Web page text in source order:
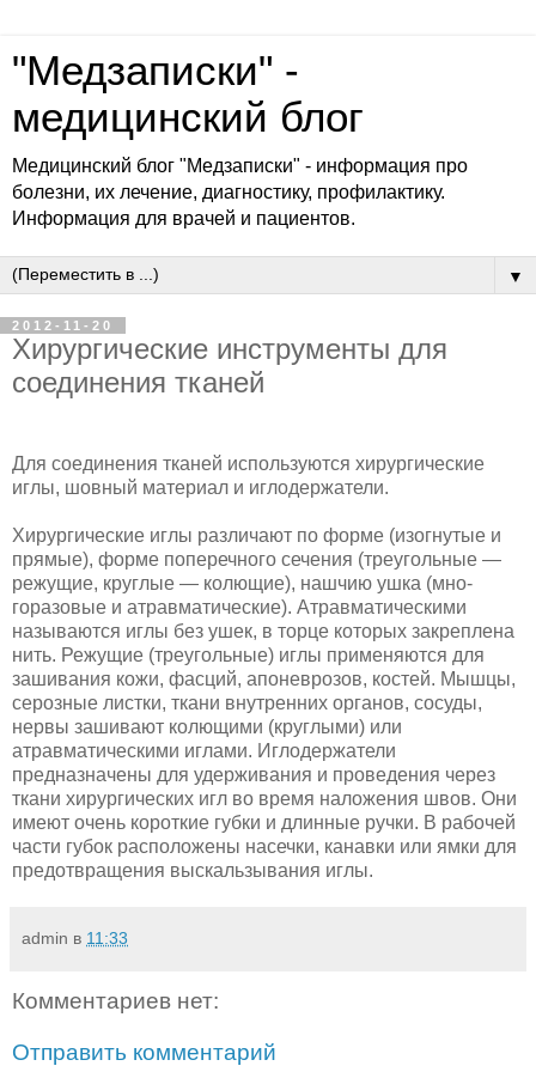
"Медзаписки" -
медицинский блог
Медицинский блог "Медзаписки" - информация про
болезни, их лечение, диагностику, профилактику.
Информация для врачей и пациентов.
▼
2012-11-20
Хирургические инструменты для
соединения тканей
Для соединения тканей используются хирургические
иглы, шовный материал и иглодержатели.
Хирургические иглы различают по форме (изогнутые и
прямые), форме попереч­ного сечения (треугольные —
режущие, круглые — колющие), нашчию ушка (мно­
горазовые и атравматические). Атравматическими
называются иглы без ушек, в тор­це которых закреплена
нить. Режущие (треугольные) иглы применяются для
зашива­ния кожи, фасций, апоневрозов, костей. Мышцы,
серозные листки, ткани внутренних органов, сосуды,
нервы зашивают колющими (круглыми) или
атравматическими иг­лами. Иглодержатели
предназначены для удерживания и проведения через
ткани хирургических игл во время наложения швов. Они
имеют очень короткие губки и длинные ручки. В рабочей
части губок расположены насечки, канавки или ямки для
предотвращения выскальзывания иглы.
admin в 11:33
Комментариев нет:
Отправить комментарий